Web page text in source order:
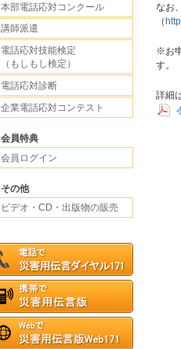
本部電話応対コンクール
講師派遣
電話応対技能検定
（もしもし検定）
電話応対診断
企業電話応対コンテスト
会員特典
会員ログイン
その他
ビデオ・CD・出版物の販売
なお
（
※お
す。
詳細